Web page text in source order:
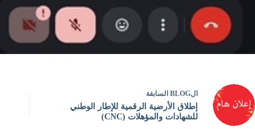
الBLOG السابقة
إطلاق الأرضية الرقمية للإطار الوطني
للشهادات والمؤهلات (CNC)